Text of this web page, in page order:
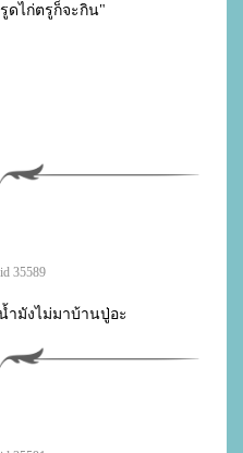
ดไก่ตรูก็จะกิน"
35589
ำมังไม่มาบ้านปู่อะ